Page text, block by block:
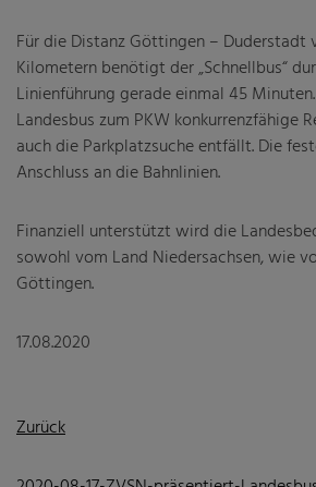
Für die Distanz Göttingen – Duderstadt
Kilometern benötigt der „Schnellbus“
Linienführung gerade einmal 45
Landesbus zum PKW konkurrenzfähige
auch die Parkplatzsuche entfällt. Die
Anschluss an die Bahnlinien.
Finanziell unterstützt wird die
sowohl vom Land Niedersachsen, wie
Göttingen.
17.08.2020
Zurück